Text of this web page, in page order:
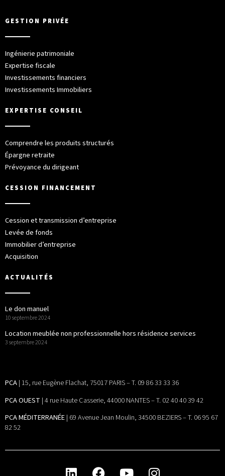
GESTION PRIVÉE
Ingénierie patrimoniale
Expertise fiscale
Investissements financiers
Investissements Immobiliers
EXPERTISE CONSEIL
Comprendre les produits structurés
Épargne retraite
Prévoyance du dirigeant
CESSION FINANCEMENT
Cession et transmission d’entreprise
Levée de fonds
Immobilier d’entreprise
Acquisition
ACTUALITÉS
Le don manuel
10 septembre 2024
Location meublée non professionnelle hors résidence services
3 septembre 2024
PCA| 15, rue Eugène Flachat, 75017 PARIS – T. 09 86 33 33 36
PCA OUEST | 4 rue Haute Casserie, 44000 NANTES – T. 02 40 40 39 42
PCA MÉDITERRANÉE| 69 Avenue Jean Moulin, 34500 BEZIERS – T. 06 95 67
82 52